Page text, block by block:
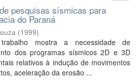
pesquisas sísmicas para
do Paraná
(1999)
mostra a necessidade de
dos programas sísmicos 2D e 3D
relativos à indução de movimentos
aceleração da erosão ...